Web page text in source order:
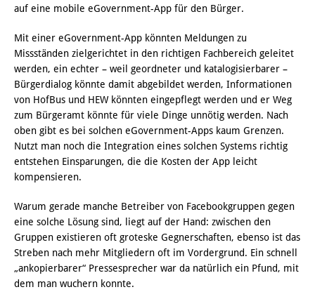
auf eine mobile eGovernment-App für den Bürger.
Mit einer eGovernment-App könnten Meldungen zu
Missständen zielgerichtet in den richtigen Fachbereich geleitet
werden, ein echter – weil geordneter und katalogisierbarer –
Bürgerdialog könnte damit abgebildet werden, Informationen
von HofBus und HEW könnten eingepflegt werden und er Weg
zum Bürgeramt könnte für viele Dinge unnötig werden. Nach
oben gibt es bei solchen eGovernment-Apps kaum Grenzen.
Nutzt man noch die Integration eines solchen Systems richtig
entstehen Einsparungen, die die Kosten der App leicht
kompensieren.
Warum gerade manche Betreiber von Facebookgruppen gegen
eine solche Lösung sind, liegt auf der Hand: zwischen den
Gruppen existieren oft groteske Gegnerschaften, ebenso ist das
Streben nach mehr Mitgliedern oft im Vordergrund. Ein schnell
„ankopierbarer“ Pressesprecher war da natürlich ein Pfund, mit
dem man wuchern konnte.